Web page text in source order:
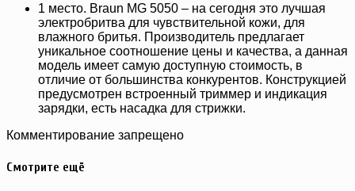
1 место. Braun MG 5050 – на сегодня это лучшая
электробритва для чувствительной кожи, для
влажного бритья. Производитель предлагает
уникальное соотношение цены и качества, а данная
модель имеет самую доступную стоимость, в
отличие от большинства конкурентов. Конструкцией
предусмотрен встроенный триммер и индикация
зарядки, есть насадка для стрижки.
Комментирование запрещено
Смотрите ещё